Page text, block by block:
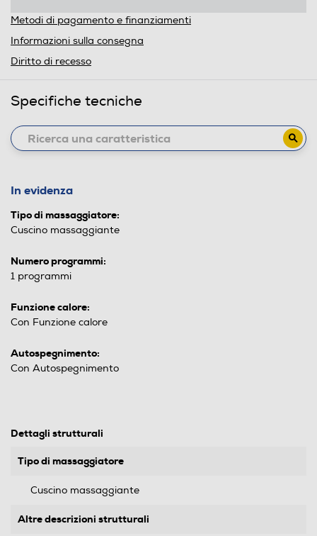
Metodi di pagamento e finanziamenti
Informazioni sulla consegna
Diritto di recesso
Specifiche tecniche
In evidenza
Tipo di massaggiatore:
Cuscino massaggiante
Numero programmi:
1 programmi
Funzione calore:
Con Funzione calore
Autospegnimento:
Con Autospegnimento
Dettagli strutturali
Tipo di massaggiatore
Cuscino massaggiante
Altre descrizioni strutturali